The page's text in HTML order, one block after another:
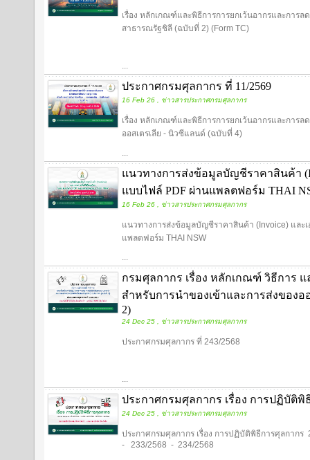
เรื่อง หลักเกณฑ์และพิธีการการยกเว้นอากรและการ
สาธารณรัฐชิลี (ฉบับที่ 2) (Form TC)
...
ประกาศกรมศุลกากร ที่ 11/2569
16 Feb 26 , ข่าวสารประกาศกรมศุลกากร
เรื่อง หลักเกณฑ์และพิธีการการยกเว้นอากรและการ
ออสเตรเลีย - นิวซีแลนด์ (ฉบับที่ 4)
...
แนวทางการส่งข้อมูลบัญชีราคาสินค้า
แบบไฟล์ PDF ผ่านแพลตฟอร์ม THAI
16 Feb 26 , ข่าวสารประกาศกรมศุลกากร
แนวทางการส่งข้อมูลบัญชีราคาสินค้า (Invoice) และ
แพลตฟอร์ม THAI NSW
...
กรมศุลกากร เรื่อง หลักเกณฑ์ วิธีการ
สำหรับการนำของเข้าและการส่งของ
2)
24 Dec 25 , ข่าวสารประกาศกรมศุลกากร
ประกาศกรมศุลกากร ที่ 243/2568
...
ประกาศกรมศุลกากร เรื่อง การปฏิบัติพิ
24 Dec 25 , ข่าวสารประกาศกรมศุลกากร
ประกาศกรมศุลกากร เรื่อง การปฏิบัติพิธีการศุลกาก
- 233/2568 - 234/2568